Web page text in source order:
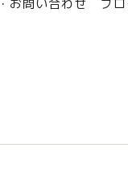
お問い合わせ ブ